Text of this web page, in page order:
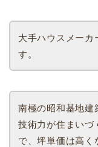
大手ハウスメーカ
す。
南極の昭和基地建
技術力が住まいづ
で、坪単価は高く